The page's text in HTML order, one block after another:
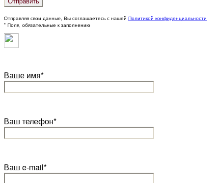
Отправляя свои данные, Вы соглашаетесь с нашей Политикой конфиденциальности
* Поля, обязательные к заполнению
Ваше имя*
Ваш телефон*
Ваш e-mail*